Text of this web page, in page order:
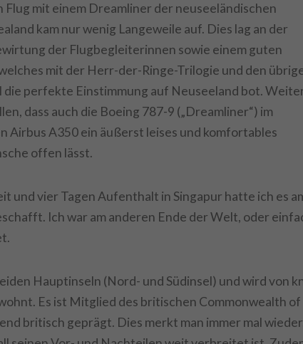
mit einem Dreamliner der neuseeländischen
kam nur wenig Langeweile auf. Dies lag an der
der Flugbegleiterinnen sowie einem guten
mit der Herr-der-Ringe-Trilogie und den
die perfekte Einstimmung auf Neuseeland bot.
dass auch die Boeing 787-9 („Dreamliner“) im
Airbus A350 ein äußerst leises und komfortables
offen lässt.
und vier Tagen Aufenthalt in Singapur hatte ich es
Ich war am anderen Ende der Welt, oder
Hauptinseln (Nord- und Südinsel) und wird von
Es ist Mitglied des britischen Commonwealth of
britisch geprägt. Dies merkt man immer mal